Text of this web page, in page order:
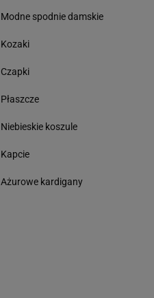
Modne spodnie damskie
Kozaki
Czapki
Płaszcze
Niebieskie koszule
Kapcie
Ażurowe kardigany